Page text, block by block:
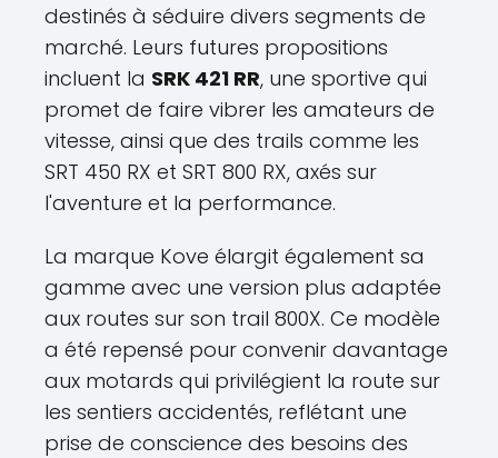
destinés à séduire divers segments de
marché. Leurs futures propositions
incluent la SRK 421 RR, une sportive qui
promet de faire vibrer les amateurs de
vitesse, ainsi que des trails comme les
SRT 450 RX et SRT 800 RX, axés sur
l'aventure et la performance.
La marque Kove élargit également sa
gamme avec une version plus adaptée
aux routes sur son trail 800X. Ce modèle
a été repensé pour convenir davantage
aux motards qui privilégient la route sur
les sentiers accidentés, reflétant une
prise de conscience des besoins des